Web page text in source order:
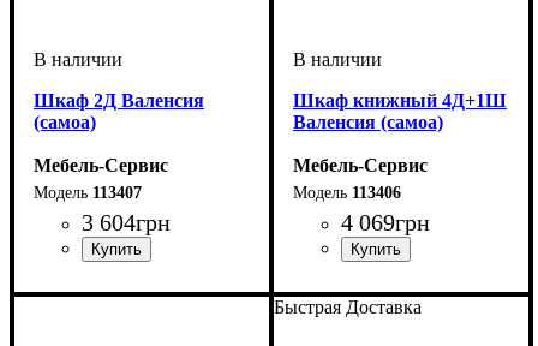
Шкаф 2Д Валенсия
(самоа)
Мебель-Сервис
113407
3 604грн
Шкаф книжный 4Д+1Ш
Валенсия (самоа)
Мебель-Сервис
113406
4 069грн
Быстрая Доставка